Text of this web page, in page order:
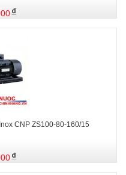
CNP ZS100-80-160/15